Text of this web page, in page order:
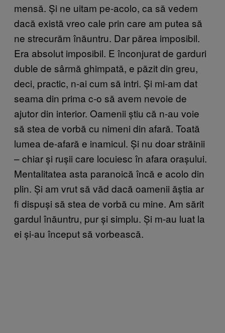
mensă. Și ne uitam pe-acolo, ca să vedem
dacă există vreo cale prin care am putea să
ne strecurăm înăuntru. Dar părea imposibil.
Era absolut imposibil. E înconjurat de garduri
duble de sârmă ghimpată, e păzit din greu,
deci, practic, n-ai cum să intri. Și mi-am dat
seama din prima c-o să avem nevoie de
ajutor din interior. Oamenii știu că n-au voie
să stea de vorbă cu nimeni din afară. Toată
lumea de-afară e inamicul. Și nu doar străinii
– chiar și rușii care locuiesc în afara orașului.
Mentalitatea asta paranoică încă e acolo din
plin. Și am vrut să văd dacă oamenii ăștia ar
fi dispuși să stea de vorbă cu mine. Am sărit
gardul înăuntru, pur și simplu. Și m-au luat la
ei și-au început să vorbească.